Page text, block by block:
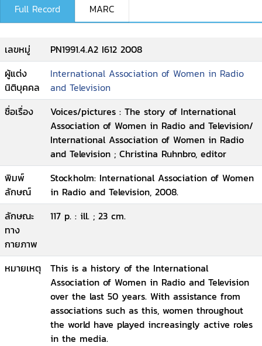
Full Record MARC
เลขหมู่
PN1991.4.A2 I612 2008
ผู้แต่ง
นิติบุคคล
International Association of Women in Radio
and Television
ชื่อเรื่อง
Voices/pictures : The story of International
Association of Women in Radio and Television/
International Association of Women in Radio
and Television ; Christina Ruhnbro, editor
พิมพ์
ลักษณ์
Stockholm: International Association of Women
in Radio and Television, 2008.
ลักษณะ
ทาง
กายภาพ
117 p. : ill. ; 23 cm.
หมายเหตุ
This is a history of the International
Association of Women in Radio and Television
over the last 50 years. With assistance from
associations such as this, women throughout
the world have played increasingly active roles
in the media.